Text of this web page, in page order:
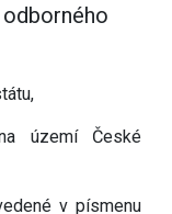
území České
v písmenu